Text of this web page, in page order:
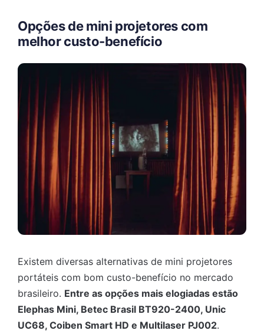
Opções de mini projetores com
melhor custo-benefício
Existem diversas alternativas de mini projetores
portáteis com bom custo-benefício no mercado
brasileiro. Entre as opções mais elogiadas estão
Elephas Mini, Betec Brasil BT920-2400, Unic
UC68, Coiben Smart HD e Multilaser PJ002.